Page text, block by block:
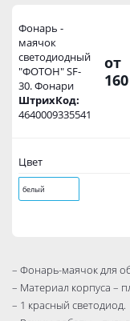
Фонарь -
маячок
светодиодный
"ФОТОН" SF-
30. Фонари
ШтрихКод:
4640009335541
от
Цвет
белый
– Фонарь-маячок для
– Материал корпуса –
– 1 красный светодиод.